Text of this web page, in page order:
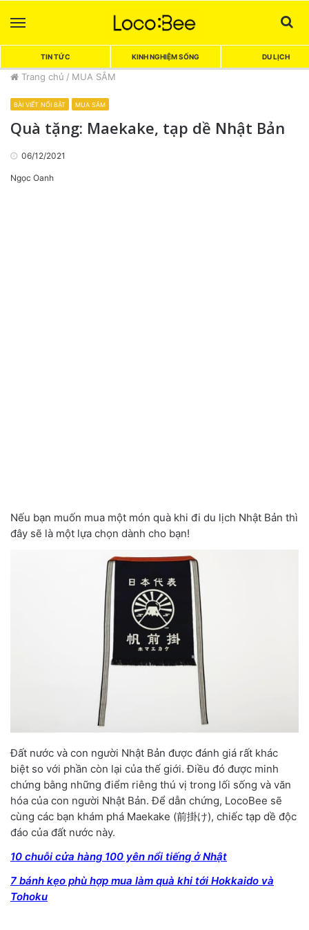
TIN TỨC KINH NGHIỆM SỐNG DU LỊCH
Trang chủ / MUA SẮM
BÀI VIẾT NỔI BẬT MUA SẮM
Quà tặng: Maekake, tạp dề Nhật Bản
06/12/2021
Ngọc Oanh
Nếu bạn muốn mua một món quà khi đi du lịch Nhật Bản thì
đây sẽ là một lựa chọn dành cho bạn!
Đất nước và con người Nhật Bản được đánh giá rất khác
biệt so với phần còn lại của thế giới. Điều đó được minh
chứng bằng những điểm riêng thú vị trong lối sống và văn
hóa của con người Nhật Bản. Để dẫn chứng, LocoBee sẽ
cùng các bạn khám phá Maekake (前掛け), chiếc tạp dề độc
đáo của đất nước này.
10 chuỗi cửa hàng 100 yên nổi tiếng ở Nhật
7 bánh kẹo phù hợp mua làm quà khi tới Hokkaido và
Tohoku